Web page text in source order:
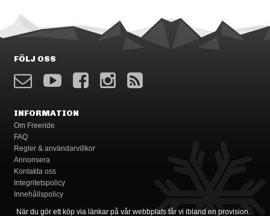
FÖLJ OSS
INFORMATION
Om Freeride
FAQ
Regler & användarvillkor
Annonsera
Kontakta oss
Integritetspolicy
Innehållspolicy
När du gör ett köp via länkar på vår webbplats får vi ibland en provision.